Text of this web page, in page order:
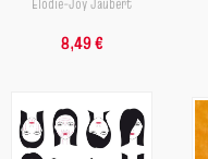
8,49 €